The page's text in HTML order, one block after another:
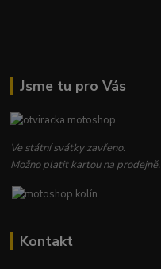
Jsme tu pro Vás
Ve státní svátky zavřeno.
Možno platit kartou na prodejně.
Kontakt